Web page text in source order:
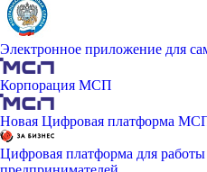
Электронное приложение для
Корпорация МСП
Новая Цифровая платформа
Цифровая платформа для